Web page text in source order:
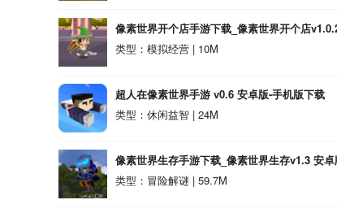
像素世界开个店手游下载_像素世界开个店
类型：模拟经营 | 10M
超人在像素世界手游 v0.6 安卓版-手机版下载
类型：休闲益智 | 24M
像素世界生存手游下载_像素世界生存v1.3 安
类型：冒险解谜 | 59.7M